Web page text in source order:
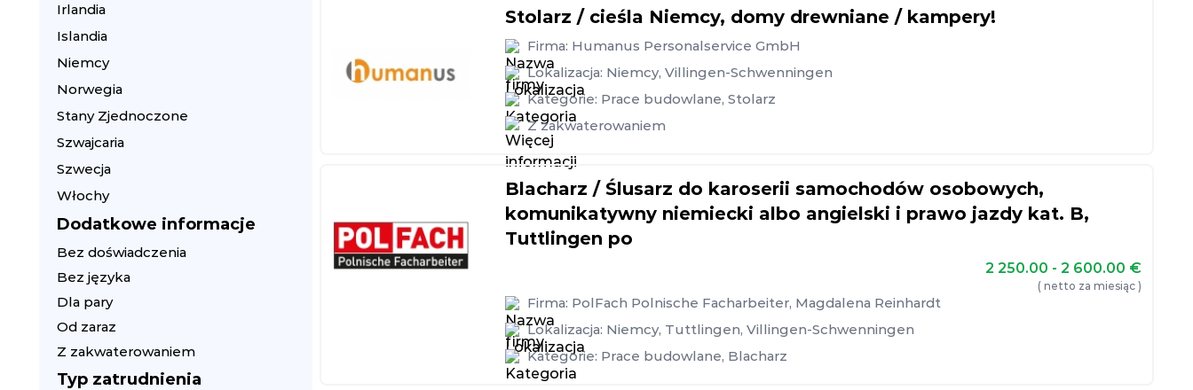
Irlandia
Islandia
Niemcy
Norwegia
Stany Zjednoczone
Szwajcaria
Szwecja
Włochy
Dodatkowe informacje
Bez doświadczenia
Bez języka
Dla pary
Od zaraz
Z zakwaterowaniem
Typ zatrudnienia
Stolarz / cieśla Niemcy, domy drewniane / kampery!
Firma: Humanus Personalservice GmbH
Lokalizacja: Niemcy, Villingen-Schwenningen
Kategorie: Prace budowlane, Stolarz
Z zakwaterowaniem
Blacharz / Ślusarz do karoserii samochodów osobowych,
komunikatywny niemiecki albo angielski i prawo jazdy kat. B,
Tuttlingen po
2 250.00 - 2 600.00 €
( netto za miesiąc )
Firma: PolFach Polnische Facharbeiter, Magdalena Reinhardt
Lokalizacja: Niemcy, Tuttlingen, Villingen-Schwenningen
Kategorie: Prace budowlane, Blacharz